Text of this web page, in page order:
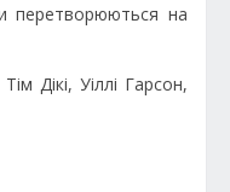
перетворюються на
Дікі, Уіллі Гарсон,